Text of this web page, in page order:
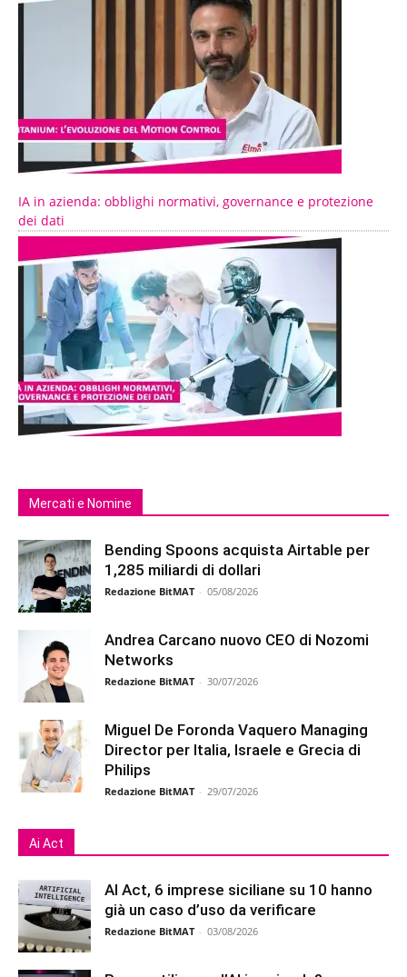
IA in azienda: obblighi normativi, governance e protezione
dei dati
Mercati e Nomine
Bending Spoons acquista Airtable per
1,285 miliardi di dollari
Redazione BitMAT - 05/08/2026
Andrea Carcano nuovo CEO di Nozomi
Networks
Redazione BitMAT - 30/07/2026
Miguel De Foronda Vaquero Managing
Director per Italia, Israele e Grecia di
Philips
Redazione BitMAT - 29/07/2026
Ai Act
AI Act, 6 imprese siciliane su 10 hanno
già un caso d’uso da verificare
Redazione BitMAT - 03/08/2026